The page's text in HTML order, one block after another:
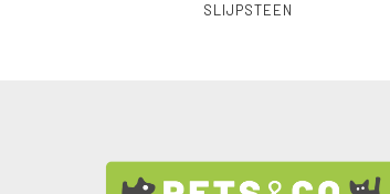
SLIJPSTEEN